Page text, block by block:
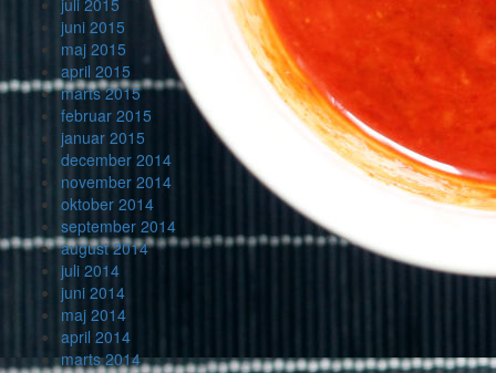
juli 2015
juni 2015
maj 2015
april 2015
marts 2015
februar 2015
januar 2015
december 2014
november 2014
oktober 2014
september 2014
august 2014
juli 2014
juni 2014
maj 2014
april 2014
marts 2014